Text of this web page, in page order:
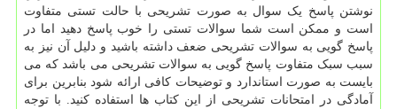
نوشتن پاسخ یک سوال به صورت تشریحی با حالت تستی متفاوت
است و ممکن است شما سوالات تستی را خوب پاسخ دهید اما در
پاسخ گویی به سوالات تشریحی ضعف داشته باشید و دلیل آن نیز به
سبب سبک متفاوت پاسخ گویی به سوالات تشریحی می باشد که می
بایست به صورت استاندارد و توضیحات کافی ارائه شود بنابرین برای
آمادگی در امتحانات تشریحی از این کتاب ها استفاده کنید. با توجه